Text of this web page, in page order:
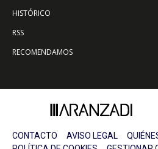
HISTÓRICO
RSS
RECOMENDAMOS
CONTACTO AVISO LEGAL